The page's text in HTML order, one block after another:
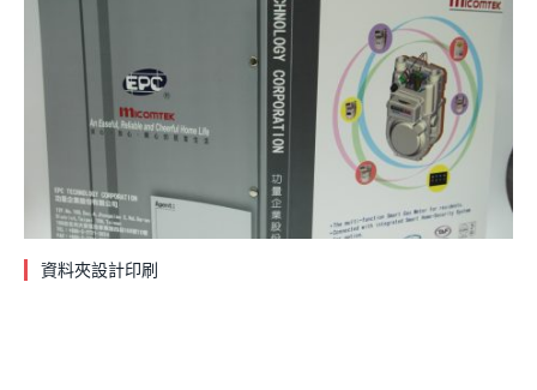
資料夾設計印刷